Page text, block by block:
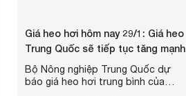
Giá heo hơi hôm nay 29/1: Giá heo
Trung Quốc sẽ tiếp tục tăng mạnh
Bộ Nông nghiệp Trung Quốc dự
báo giá heo hơi trung bình của